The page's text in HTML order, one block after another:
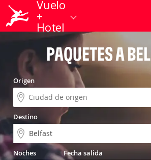
Vuelo
+
Hotel
PAQUETES A
Origen
Destino
Noches Fecha salida